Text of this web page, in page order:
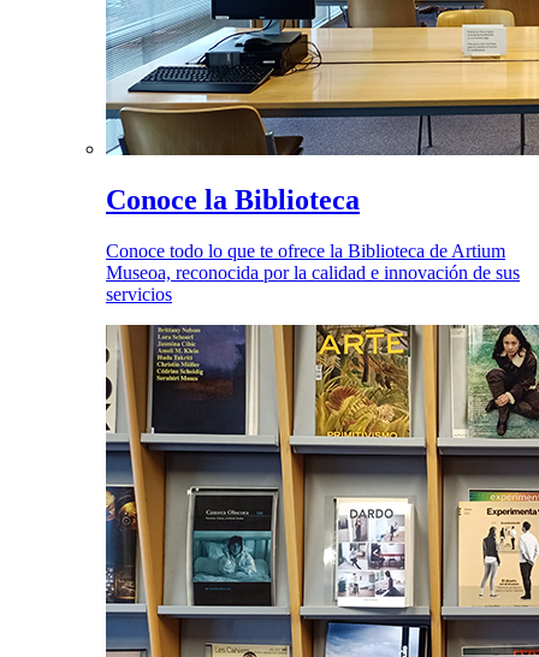
Conoce la Biblioteca
Conoce todo lo que te ofrece la Biblioteca de Artium
Museoa, reconocida por la calidad e innovación de sus
servicios